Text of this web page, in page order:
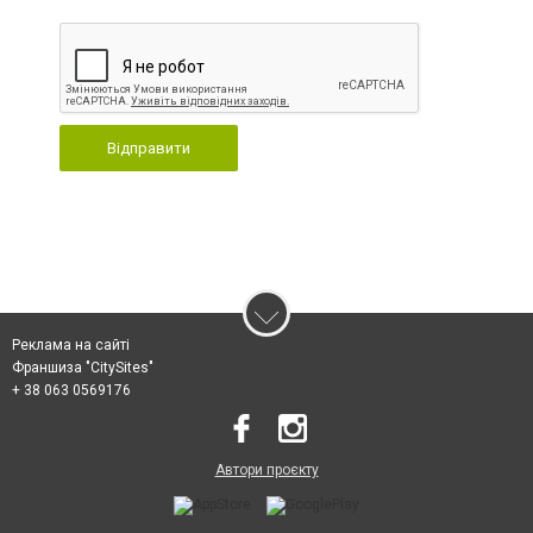
Відправити
Реклама на сайті
Франшиза "CitySites"
+ 38 063 0569176
Автори проєкту